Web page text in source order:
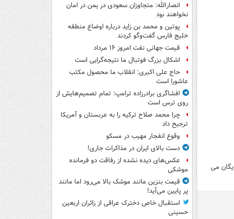
می
انصارالله: متجاوزان سعودی در یمن در امان
نخواهند بود
پوتین و محمد بن زاید درباره اوضاع منطقه
خلیج فارس گفت‌وگو کردند
قیمت جهانی نفت امروز ۱۶ مرداد
اشکال بزرگ فوتبال ما نتیجه‌گرایی است
حاج علی اکبری: انقلاب ما محصول مکتب
عاشورا است
افشاگری برادرزاده ترامپ: تمام تصمیم‌هایش از
روی ترس است
چرا محمد صلاح ترکیه را به عربستان و آمریکا
ترجیح داد
وقوع انفجار مهیب در مسکو
دست بالای ایران در مذاکرات جاری!
عکس‌های دیده نشده از رفاقت دو فرمانده‌
موشکی
قیمت بنزین مانند موشک بالا می‌رود اما مانند
پر پایین می‌آید!
استقبال خاص دخترک عراقی از زائران اربعین
حسینی